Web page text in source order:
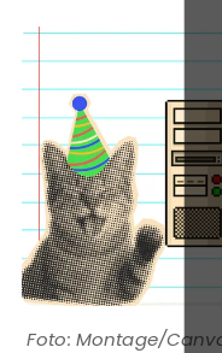
Montage/